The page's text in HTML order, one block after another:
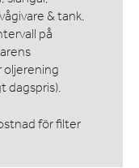
& tank.
på
oljerening
dagspris).
för filter